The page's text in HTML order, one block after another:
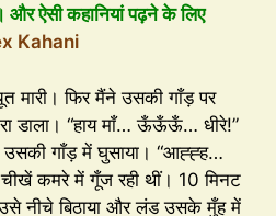
और ऐसी कहानियां पढ़ने के लिए
Kahani
फिर मैंने उसकी गाँड़ पर
डाला। “हाय माँ… ऊँऊँऊँ… धीरे!”
उसकी गाँड़ में घुसाया। “आह्ह्ह…
कमरे में गूँज रही थीं। 10 मिनट
नीचे बिठाया और लंड उसके मुँह में